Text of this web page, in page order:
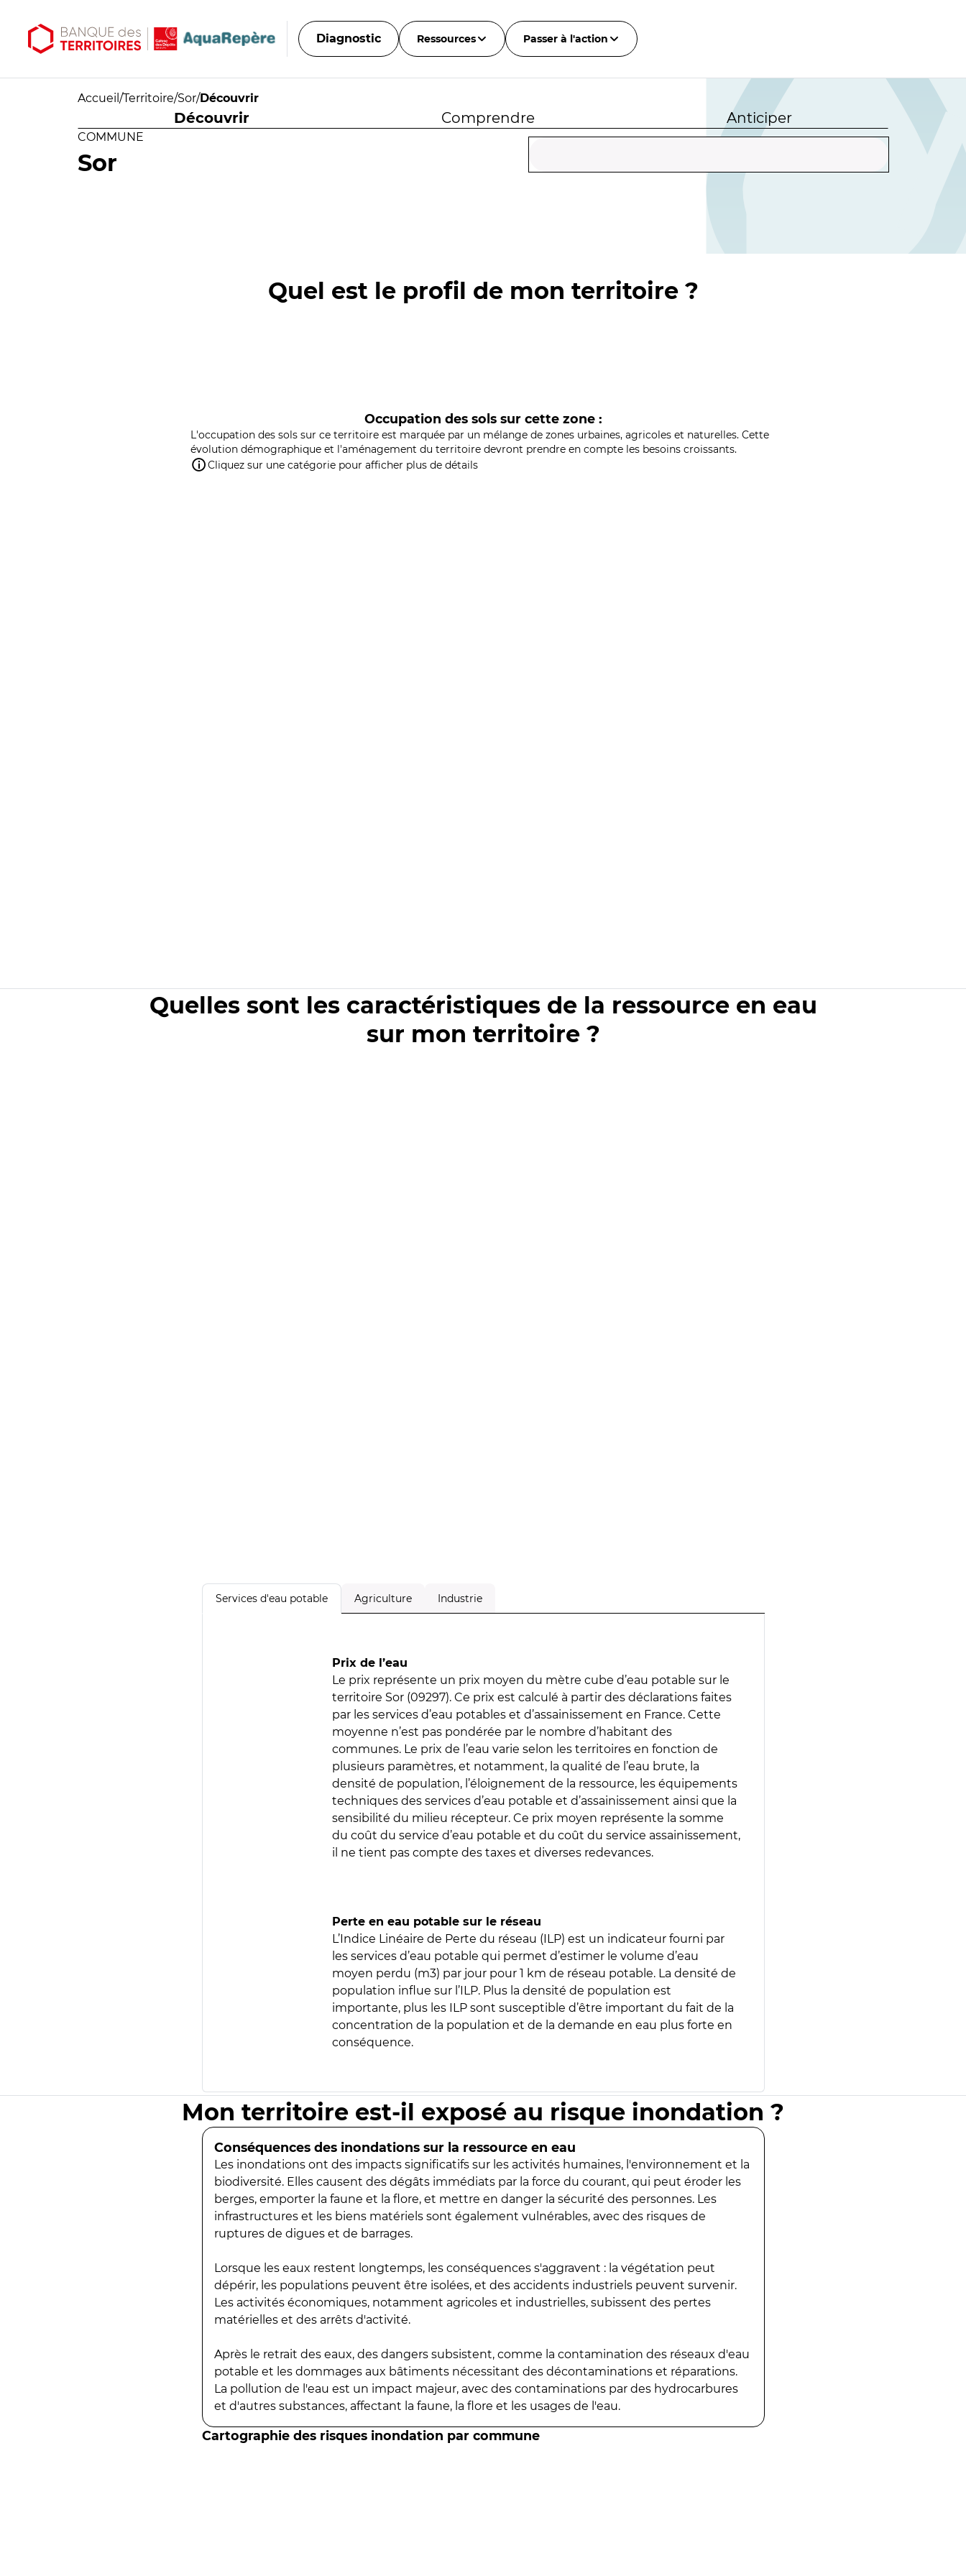
Diagnostic Ressources Passer à l'action
Accueil /Territoire/Sor/Découvrir
Découvrir Comprendre Anticiper
COMMUNE
Sor
Quel est le profil de mon territoire ?
Occupation des sols sur cette zone :
L'occupation des sols sur ce territoire est marquée par un mélange de zones urbaines, agricoles et naturelles. Cette
évolution démographique et l'aménagement du territoire devront prendre en compte les besoins croissants.
Cliquez sur une catégorie pour afficher plus de détails
Quelles sont les caractéristiques de la ressource en eau
sur mon territoire ?
Services d'eau potable Agriculture Industrie
Prix de l’eau
Le prix représente un prix moyen du mètre cube d’eau potable sur le
territoire Sor (09297). Ce prix est calculé à partir des déclarations faites
par les services d’eau potables et d’assainissement en France. Cette
moyenne n’est pas pondérée par le nombre d’habitant des
communes. Le prix de l’eau varie selon les territoires en fonction de
plusieurs paramètres, et notamment, la qualité de l’eau brute, la
densité de population, l’éloignement de la ressource, les équipements
techniques des services d’eau potable et d’assainissement ainsi que la
sensibilité du milieu récepteur. Ce prix moyen représente la somme
du coût du service d’eau potable et du coût du service assainissement,
il ne tient pas compte des taxes et diverses redevances.
Perte en eau potable sur le réseau
L’Indice Linéaire de Perte du réseau (ILP) est un indicateur fourni par
les services d’eau potable qui permet d’estimer le volume d’eau
moyen perdu (m3) par jour pour 1 km de réseau potable. La densité de
population influe sur l’ILP. Plus la densité de population est
importante, plus les ILP sont susceptible d’être important du fait de la
concentration de la population et de la demande en eau plus forte en
conséquence.
Mon territoire est-il exposé au risque inondation ?
Conséquences des inondations sur la ressource en eau
Les inondations ont des impacts significatifs sur les activités humaines, l'environnement et la
biodiversité. Elles causent des dégâts immédiats par la force du courant, qui peut éroder les
berges, emporter la faune et la flore, et mettre en danger la sécurité des personnes. Les
infrastructures et les biens matériels sont également vulnérables, avec des risques de
ruptures de digues et de barrages.
Lorsque les eaux restent longtemps, les conséquences s'aggravent : la végétation peut
dépérir, les populations peuvent être isolées, et des accidents industriels peuvent survenir.
Les activités économiques, notamment agricoles et industrielles, subissent des pertes
matérielles et des arrêts d'activité.
Après le retrait des eaux, des dangers subsistent, comme la contamination des réseaux d'eau
potable et les dommages aux bâtiments nécessitant des décontaminations et réparations.
La pollution de l'eau est un impact majeur, avec des contaminations par des hydrocarbures
et d'autres substances, affectant la faune, la flore et les usages de l'eau.
Cartographie des risques inondation par commune